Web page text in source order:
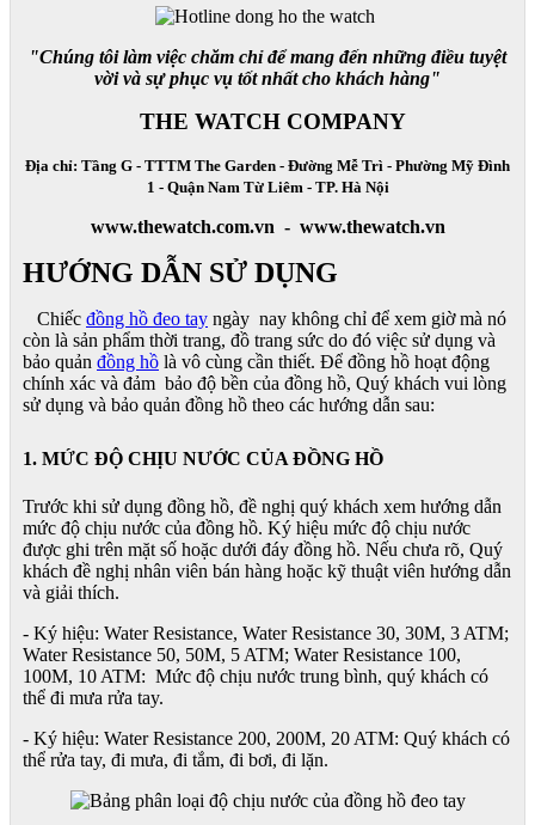
"Chúng tôi làm việc chăm chỉ để mang đến những điều tuyệt
vời và sự phục vụ tốt nhất cho khách hàng"
THE WATCH COMPANY
Địa chỉ: Tầng G - TTTM The Garden - Đường Mễ Trì - Phường Mỹ Đình
1 - Quận Nam Từ Liêm - TP. Hà Nội
www.thewatch.com.vn - www.thewatch.vn
HƯỚNG DẪN SỬ DỤNG
Chiếc đồng hồ đeo tay ngày nay không chỉ để xem giờ mà nó
còn là sản phẩm thời trang, đồ trang sức do đó việc sử dụng và
bảo quản đồng hồ là vô cùng cần thiết. Để đồng hồ hoạt động
chính xác và đảm bảo độ bền của đồng hồ, Quý khách vui lòng
sử dụng và bảo quản đồng hồ theo các hướng dẫn sau:
1. MỨC ĐỘ CHỊU NƯỚC CỦA ĐỒNG HỒ
Trước khi sử dụng đồng hồ, đề nghị quý khách xem hướng dẫn
mức độ chịu nước của đồng hồ. Ký hiệu mức độ chịu nước
được ghi trên mặt số hoặc dưới đáy đồng hồ. Nếu chưa rõ, Quý
khách đề nghị nhân viên bán hàng hoặc kỹ thuật viên hướng dẫn
và giải thích.
- Ký hiệu: Water Resistance, Water Resistance 30, 30M, 3 ATM;
Water Resistance 50, 50M, 5 ATM; Water Resistance 100,
100M, 10 ATM: Mức độ chịu nước trung bình, quý khách có
thể đi mưa rửa tay.
- Ký hiệu: Water Resistance 200, 200M, 20 ATM: Quý khách có
thể rửa tay, đi mưa, đi tắm, đi bơi, đi lặn.